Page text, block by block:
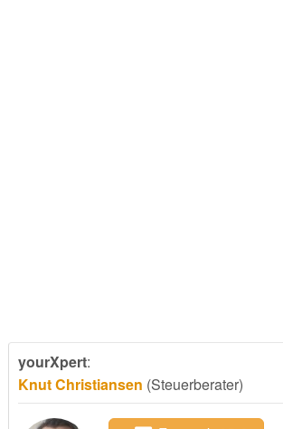
yourXpert:
Knut Christiansen (Steuerberater)